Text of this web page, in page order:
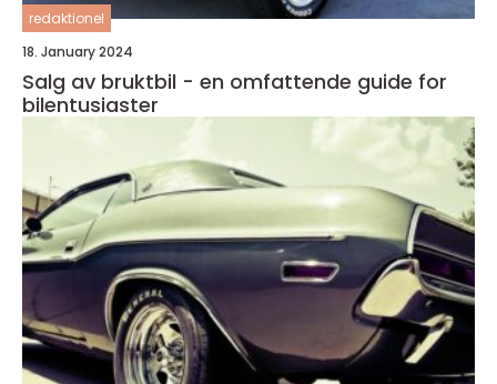
redaktionel
18. January 2024
Salg av bruktbil - en omfattende guide for
bilentusiaster